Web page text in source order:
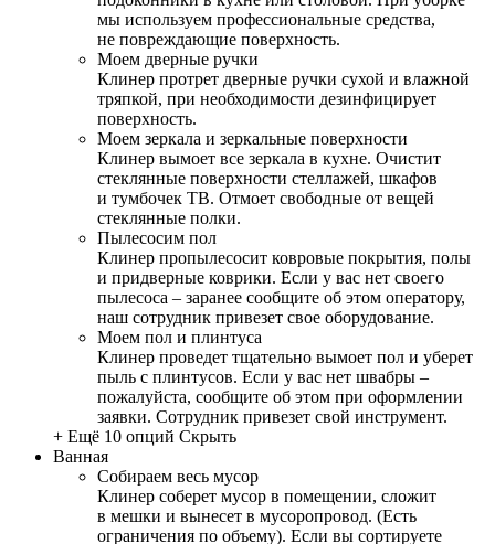
мы используем профессиональные средства,
не повреждающие поверхность.
Моем дверные ручки
Клинер протрет дверные ручки сухой и влажной
тряпкой, при необходимости дезинфицирует
поверхность.
Моем зеркала и зеркальные поверхности
Клинер вымоет все зеркала в кухне. Очистит
стеклянные поверхности стеллажей, шкафов
и тумбочек ТВ. Отмоет свободные от вещей
стеклянные полки.
Пылесосим пол
Клинер пропылесосит ковровые покрытия, полы
и придверные коврики. Если у вас нет своего
пылесоса – заранее сообщите об этом оператору,
наш сотрудник привезет свое оборудование.
Моем пол и плинтуса
Клинер проведет тщательно вымоет пол и уберет
пыль с плинтусов. Если у вас нет швабры –
пожалуйста, сообщите об этом при оформлении
заявки. Сотрудник привезет свой инструмент.
+ Ещё 10 опций Скрыть
Ванная
Собираем весь мусор
Клинер соберет мусор в помещении, сложит
в мешки и вынесет в мусоропровод. (Есть
ограничения по объему). Если вы сортируете